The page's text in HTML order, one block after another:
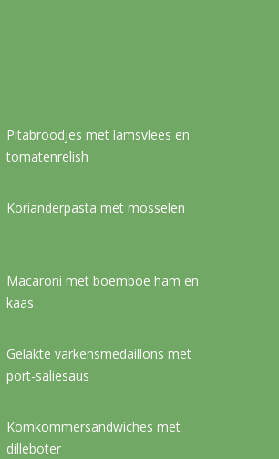
Pitabroodjes met lamsvlees en
tomatenrelish
Korianderpasta met mosselen
Macaroni met boemboe ham en
kaas
Gelakte varkensmedaillons met
port-saliesaus
Komkommersandwiches met
dilleboter